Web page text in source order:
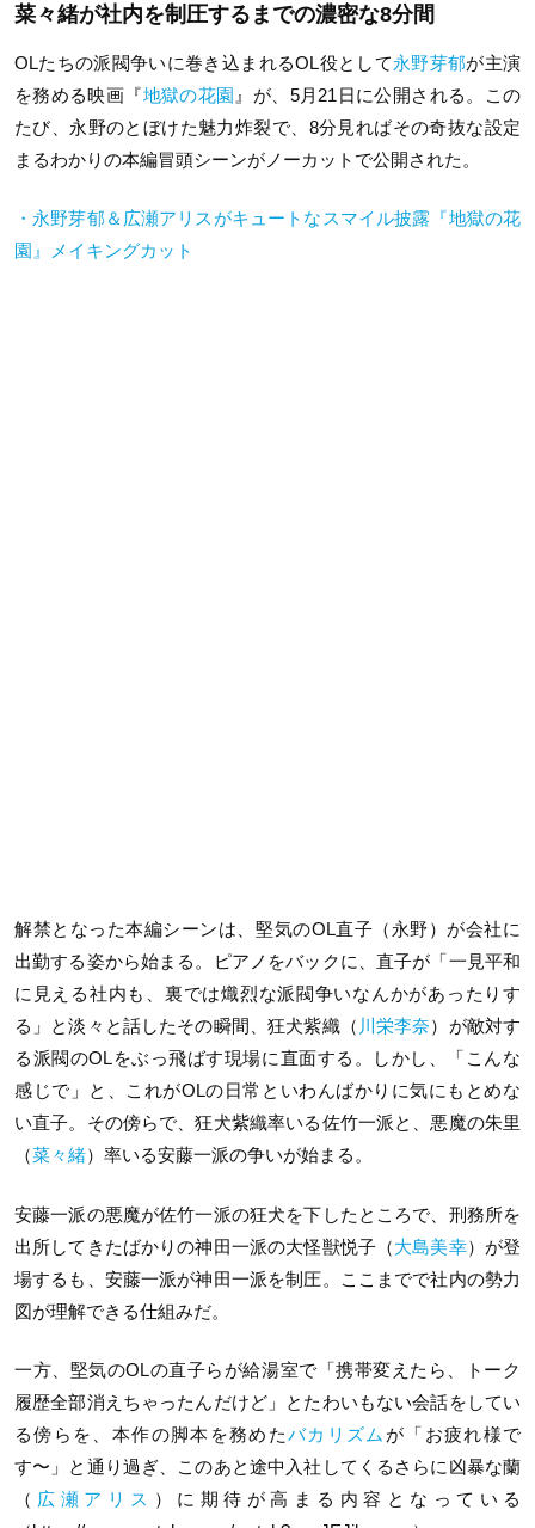
菜々緒が社内を制圧するまでの濃密な8分間
OLたちの派閥争いに巻き込まれるOL役として永野芽郁が主演
を務める映画『地獄の花園 』が、5月21日に公開される。この
たび、永野のとぼけた魅力炸裂で、8分見ればその奇抜な設定
まるわかりの本編冒頭シーンがノーカットで公開された。
・永野芽郁＆広瀬アリスがキュートなスマイル披露『地獄の花
園』メイキングカット
解禁となった本編シーンは、堅気のOL直子（永野）が会社に
出勤する姿から始まる。ピアノをバックに、直子が「一見平和
に見える社内も、裏では熾烈な派閥争いなんかがあったりす
る」と淡々と話したその瞬間、狂犬紫織（ 川栄李奈）が敵対す
る派閥のOLをぶっ飛ばす現場に直面する。しかし、「こんな
感じで」と、これがOLの日常といわんばかりに気にもとめな
い直子。その傍らで、狂犬紫織率いる佐竹一派と、悪魔の朱里
（菜々緒）率いる安藤一派の争いが始まる。
安藤一派の悪魔が佐竹一派の狂犬を下したところで、刑務所を
出所してきたばかりの神田一派の大怪獣悦子（大島美幸）が登
場するも、安藤一派が神田一派を制圧。ここまでで社内の勢力
図が理解できる仕組みだ。
一方、堅気のOLの直子らが給湯室で「携帯変えたら、トーク
履歴全部消えちゃったんだけど」とたわいもない会話をしてい
る傍らを、本作の脚本を務めたバカリズム が「お疲れ様で
す〜」と通り過ぎ、このあと途中入社してくるさらに凶暴な蘭
（ 広瀬アリス ）に期待が高まる内容となっている